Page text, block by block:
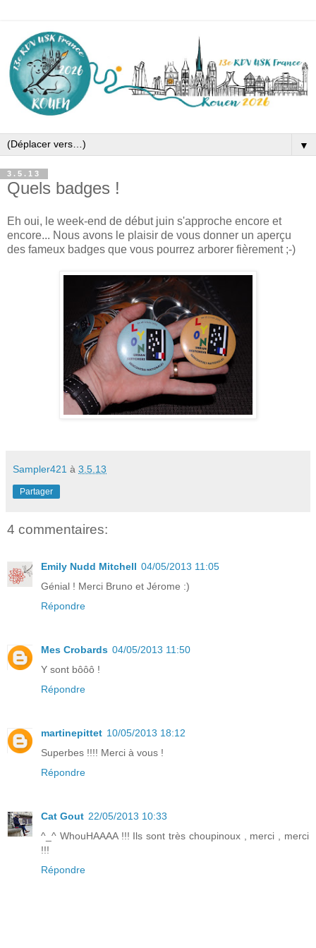
▼
3.5.13
Quels badges !
Eh oui, le week-end de début juin s'approche encore et
encore... Nous avons le plaisir de vous donner un aperçu
des fameux badges que vous pourrez arborer fièrement ;-)
Sampler421 à 3.5.13
Partager
4 commentaires:
Emily Nudd Mitchell 04/05/2013 11:05
Génial ! Merci Bruno et Jérome :)
Répondre
Mes Crobards 04/05/2013 11:50
Y sont bôôô !
Répondre
martinepittet 10/05/2013 18:12
Superbes !!!! Merci à vous !
Répondre
Cat Gout 22/05/2013 10:33
^_^ WhouHAAAA !!! Ils sont très choupinoux , merci , merci
!!!
Répondre